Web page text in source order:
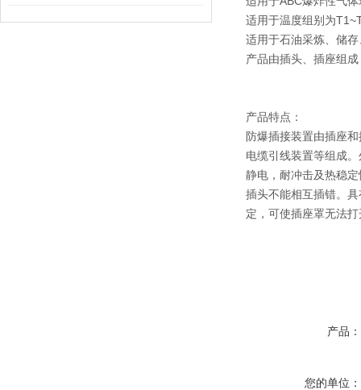
适用于温度组别为
适用于石油采炼、储
产品由插头、插座组成
产品特点：
防爆插接装置由插座
电缆引线装置等组成
静电，耐冲击及热稳
插头不能相互插错。
定，可使插座罩无法
产品：
您的单位：